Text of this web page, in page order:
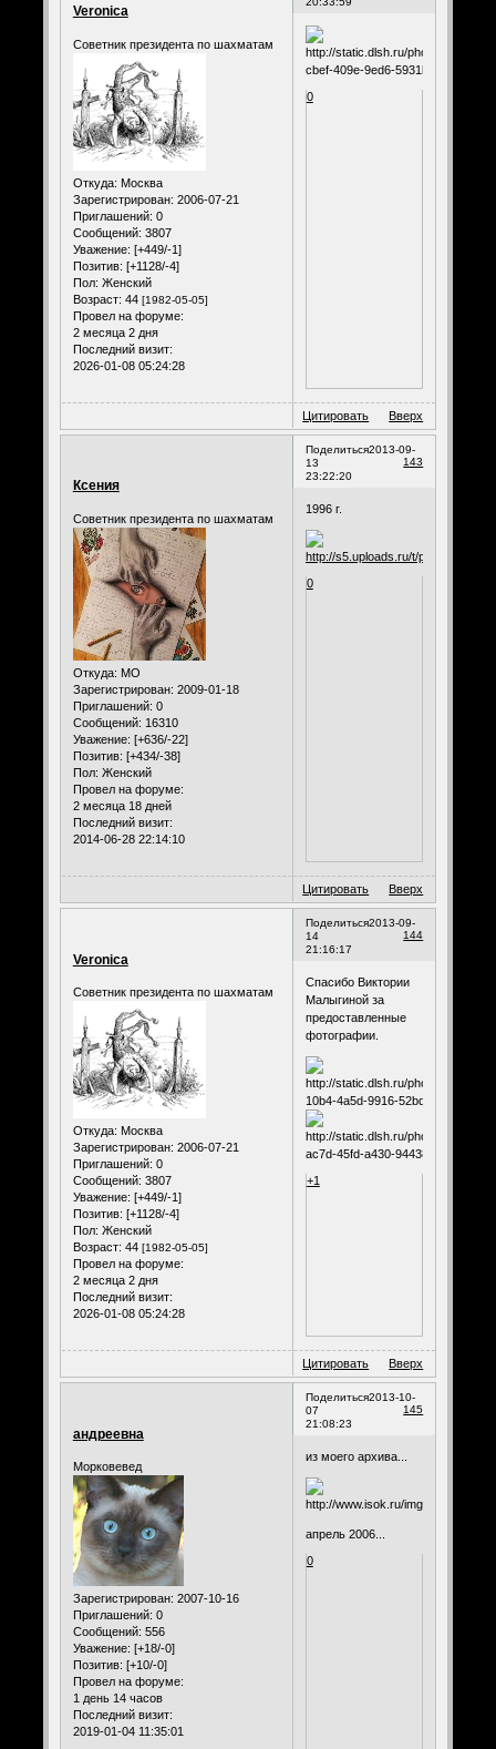
Veronica
Советник президента по шахматам
Откуда: Москва
Зарегистрирован: 2006-07-21
Приглашений: 0
Сообщений: 3807
Уважение: [+449/-1]
Позитив: [+1128/-4]
Пол: Женский
Возраст: 44 [1982-05-05]
Провел на форуме:
2 месяца 2 дня
Последний визит:
2026-01-08 05:24:28
0
Цитировать Вверх
Поделиться
143
2013-09-
13
23:22:20
Ксения
Советник президента по шахматам
Откуда: МО
Зарегистрирован: 2009-01-18
Приглашений: 0
Сообщений: 16310
Уважение: [+636/-22]
Позитив: [+434/-38]
Пол: Женский
Провел на форуме:
2 месяца 18 дней
Последний визит:
2014-06-28 22:14:10
1996 г.
0
Цитировать Вверх
Поделиться
144
2013-09-
14
21:16:17
Veronica
Советник президента по шахматам
Откуда: Москва
Зарегистрирован: 2006-07-21
Приглашений: 0
Сообщений: 3807
Уважение: [+449/-1]
Позитив: [+1128/-4]
Пол: Женский
Возраст: 44 [1982-05-05]
Провел на форуме:
2 месяца 2 дня
Последний визит:
2026-01-08 05:24:28
Спасибо Виктории
Малыгиной за
предоставленные
фотографии.
+1
Цитировать Вверх
Поделиться
145
2013-10-
07
21:08:23
андреевна
Морковевед
Зарегистрирован: 2007-10-16
Приглашений: 0
Сообщений: 556
Уважение: [+18/-0]
Позитив: [+10/-0]
Провел на форуме:
1 день 14 часов
Последний визит:
2019-01-04 11:35:01
из моего архива...
апрель 2006...
0